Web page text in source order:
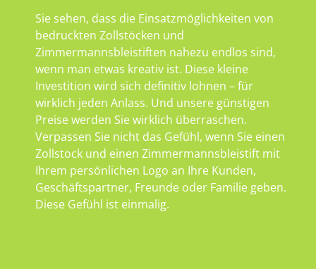
Sie sehen, dass die Einsatzmöglichkeiten von
bedruckten Zollstöcken und
Zimmermannsbleistiften nahezu endlos sind,
wenn man etwas kreativ ist. Diese kleine
Investition wird sich definitiv lohnen – für
wirklich jeden Anlass. Und unsere günstigen
Preise werden Sie wirklich überraschen.
Verpassen Sie nicht das Gefühl, wenn Sie einen
Zollstock und einen Zimmermannsbleistift mit
Ihrem persönlichen Logo an Ihre Kunden,
Geschäftspartner, Freunde oder Familie geben.
Diese Gefühl ist einmalig.